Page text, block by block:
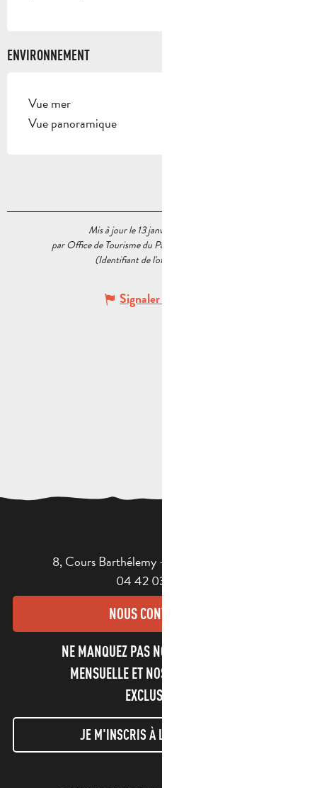
ENVIRONNEMENT
Vue mer
Vue panoramique
Mis à jour le 13 janvier 2026 à 16:39
par Office de Tourisme du Pays d’Aubagne et de l’Étoile
(Identifiant de l'offre :
Signaler une erreur
8, Cours Barthélemy - 13400 AUBAGNE
04 42 03 49 98
NOUS CONTACTER
NE MANQUEZ PAS NOTRE NEWSLETTER
MENSUELLE ET NOS INFORMATIONS
EXCLUSIVES !
JE M'INSCRIS À LA NEWSLETTER